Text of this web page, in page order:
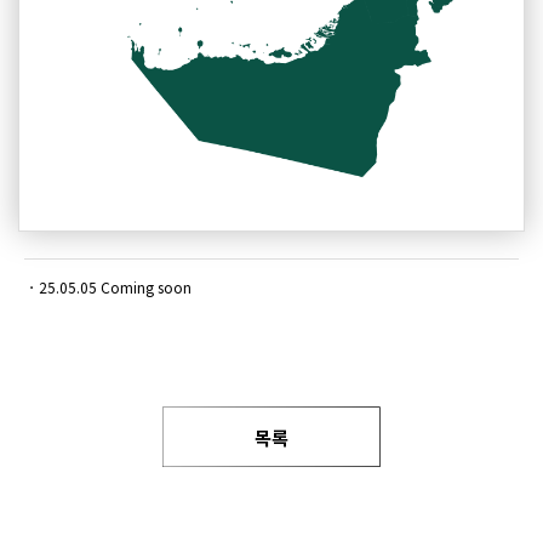
ㆍ ​25.05.05 Coming soon​
목록